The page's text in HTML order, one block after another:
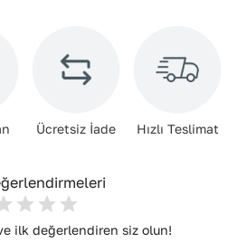
hafif nemli bir bezle silin.
Temizlik sonrası doğrudan
sıcaklığında kurutun. Nemden
Ücretsiz İade Hızlı Teslimat
ilk değerlendiren siz olun!